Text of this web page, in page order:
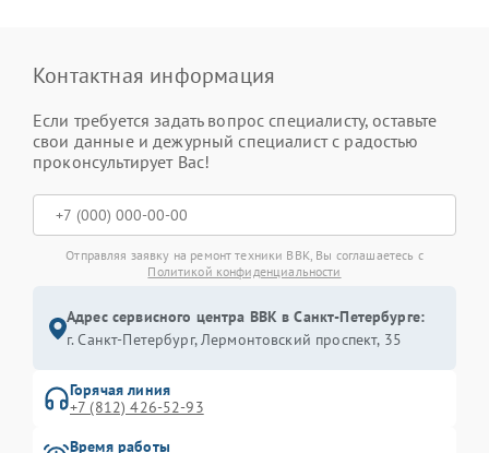
Контактная информация
Если требуется задать вопрос специалисту, оставьте
свои данные и дежурный специалист с радостью
проконсультирует Вас!
Отправляя заявку на ремонт техники BBK, Вы соглашаетесь с
Политикой конфиденциальности
Адрес сервисного центра BBK в Санкт-Петербурге:
г. Санкт-Петербург, Лермонтовский проспект, 35
Горячая линия
+7 (812) 426-52-93
Время работы